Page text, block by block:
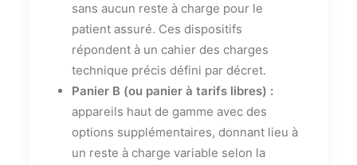
sans aucun reste à charge pour le
patient assuré. Ces dispositifs
répondent à un cahier des charges
technique précis défini par décret.
Panier B (ou panier à tarifs libres) :
appareils haut de gamme avec des
options supplémentaires, donnant lieu à
un reste à charge variable selon la